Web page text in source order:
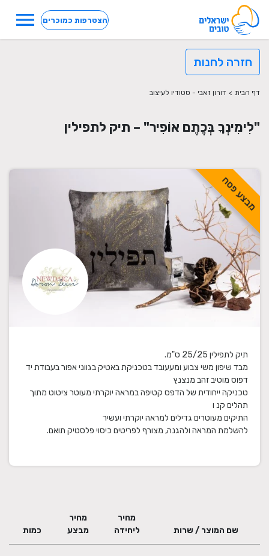
הצטרפות כמוכרים menu
חזרה לחנות
דף הבית > דורון זאבי - סטודיו לעיצוב
"לִימִינְךָ בְּכֶתֶם אוֹפִיר" – תיק לתפילין
מבצע פסח
טכניקה ייחודית של הדפס קטיפה במראה יוקרתי מעוטר ציטוט מתוך
להשלמת המראה ולהגנה, מצורף לפריטים כיסוי פלסטיק תואם.
שם המוצר / שרות
מחיר
ליחידה
מחיר
מבצע
כמות